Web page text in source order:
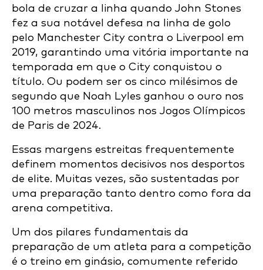
bola de cruzar a linha quando John Stones
fez a sua notável defesa na linha de golo
pelo Manchester City contra o Liverpool em
2019, garantindo uma vitória importante na
temporada em que o City conquistou o
título. Ou podem ser os cinco milésimos de
segundo que Noah Lyles ganhou o ouro nos
100 metros masculinos nos Jogos Olímpicos
de Paris de 2024.
Essas margens estreitas frequentemente
definem momentos decisivos nos desportos
de elite. Muitas vezes, são sustentadas por
uma preparação tanto dentro como fora da
arena competitiva.
Um dos pilares fundamentais da
preparação de um atleta para a competição
é o treino em ginásio, comumente referido